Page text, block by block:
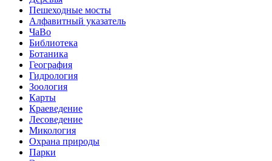
Пешеходные мосты
Алфавитный указатель
ЧаВо
Библиотека
Ботаника
География
Гидрология
Зоология
Карты
Краеведение
Лесоведение
Микология
Охрана природы
Парки